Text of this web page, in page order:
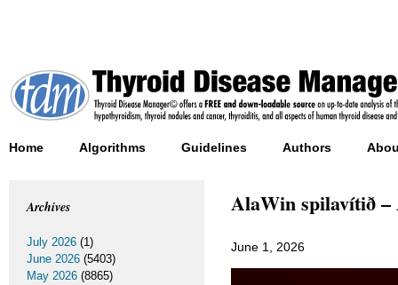
Home Algorithms Guidelines Authors
AlaWin spilavítið
June 1, 2026
Archives
July 2026 (1)
June 2026 (5403)
May 2026 (8865)